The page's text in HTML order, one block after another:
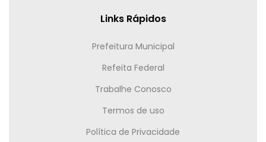
Links Rápidos
Prefeitura Municipal
Refeita Federal
Trabalhe Conosco
Termos de uso
Política de Privacidade